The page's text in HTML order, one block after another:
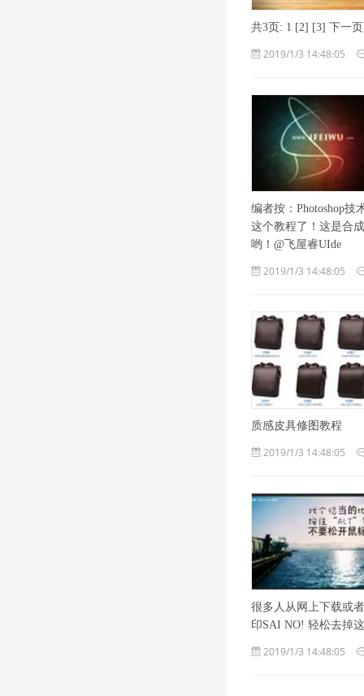
共3页: 1 [2] [3] 下一页
2019/1/3 14:48:05
编者按：Photoshop
这个教程了！这是合
哟！@飞屋睿UIde
2019/1/3 14:48:05
质感皮具修图教程
2019/1/3 14:48:05
很多人从网上下载或
印SAI NO! 轻松去
2019/1/3 14:48:05